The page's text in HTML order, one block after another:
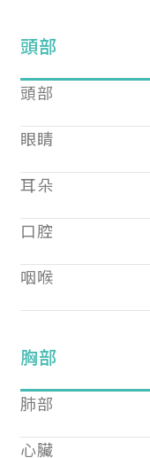
頭部
頭部
眼睛
耳朵
口腔
咽喉
胸部
肺部
心臟